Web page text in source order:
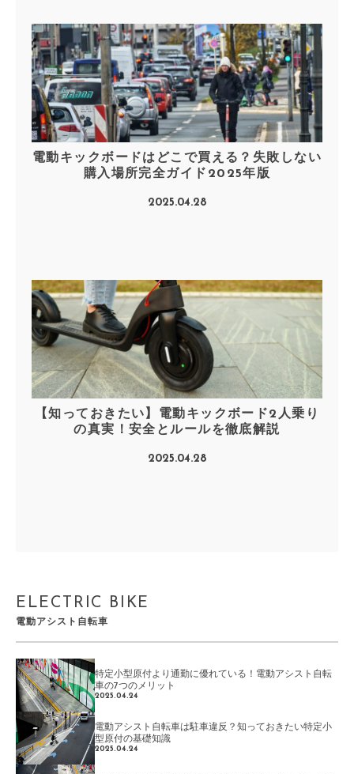
電動キックボードはどこで買える？失敗しない
購入場所完全ガイド2025年版
2025.04.28
【知っておきたい】電動キックボード2人乗り
の真実！安全とルールを徹底解説
2025.04.28
ELECTRIC BIKE
電動アシスト自転車
特定小型原付より通勤に優れている！電動アシスト自転
車の7つのメリット
2025.04.24
電動アシスト自転車は駐車違反？知っておきたい特定小
型原付の基礎知識
2025.04.24